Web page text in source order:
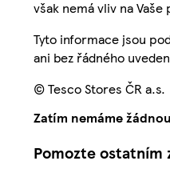
však nemá vliv na Vaše
Tyto informace jsou
ani bez řádného
© Tesco Stores ČR a.s.
Zatím nemáme
Pomozte ostatním